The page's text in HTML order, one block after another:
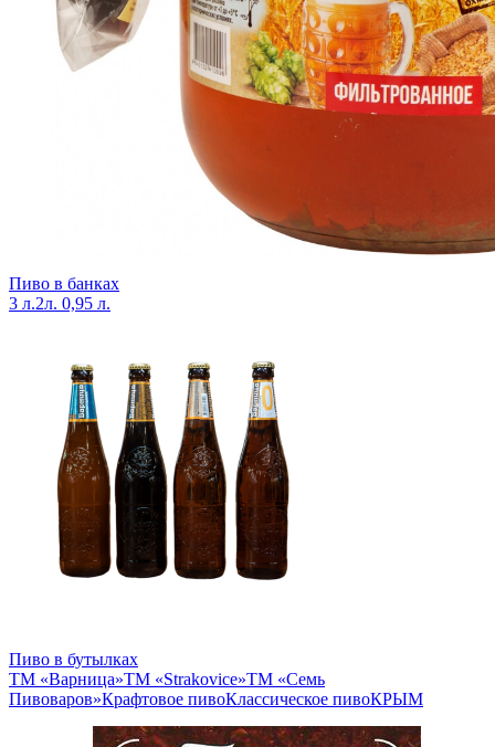
Пиво в банках
3 л.2л. 0,95 л.
Пиво в бутылках
ТМ «Варница»ТМ «Strakovice»ТМ «Семь
Пивоваров»Крафтовое пивоКлассическое пивоКРЫМ